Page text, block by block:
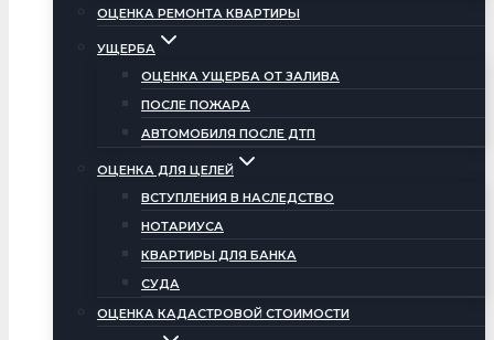
ОЦЕНКА РЕМОНТА КВАРТИРЫ
УЩЕРБА
ОЦЕНКА УЩЕРБА ОТ ЗАЛИВА
ПОСЛЕ ПОЖАРА
АВТОМОБИЛЯ ПОСЛЕ ДТП
ОЦЕНКА ДЛЯ ЦЕЛЕЙ
ВСТУПЛЕНИЯ В НАСЛЕДСТВО
НОТАРИУСА
КВАРТИРЫ ДЛЯ БАНКА
СУДА
ОЦЕНКА КАДАСТРОВОЙ СТОИМОСТИ